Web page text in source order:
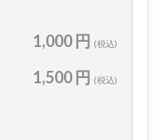
1,000 円 (税込)
1,500 円 (税込)